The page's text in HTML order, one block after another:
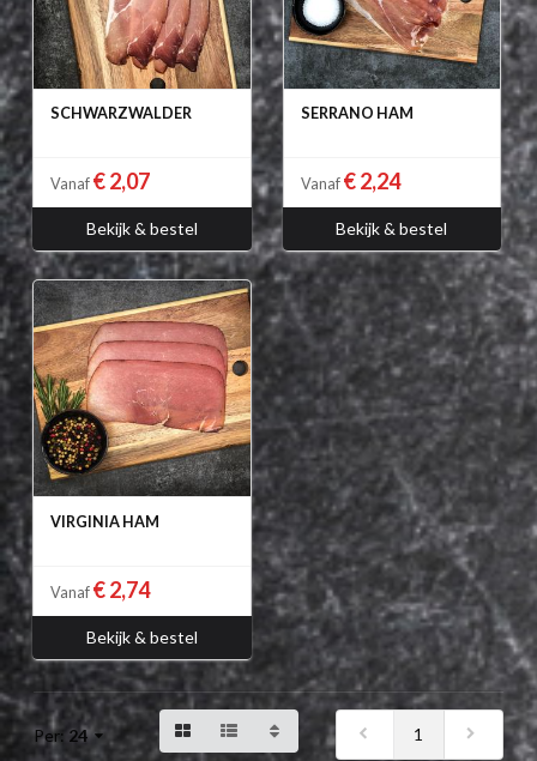
SCHWARZWALDER
Vanaf € 2,07
Bekijk & bestel
SERRANO HAM
Vanaf € 2,24
Bekijk & bestel
VIRGINIA HAM
Vanaf € 2,74
Bekijk & bestel
Per: 24 1